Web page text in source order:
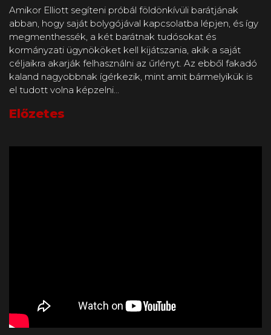
Amikor Elliott segíteni próbál földönkívüli barátjának
abban, hogy saját bolygójával kapcsolatba lépjen, és így
megmenthessék, a két barátnak tudósokat és
kormányzati ügynököket kell kijátszania, akik a saját
céljaikra akarják felhasználni az űrlényt. Az ebből fakadó
kaland nagyobbnak ígérkezik, mint amit bármelyikük is
el tudott volna képzelni...
Előzetes